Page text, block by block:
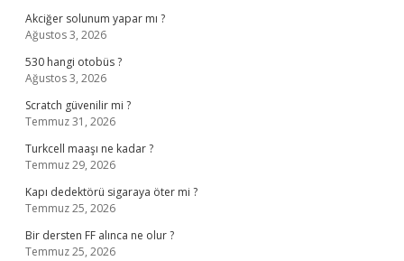
Akciğer solunum yapar mı ?
Ağustos 3, 2026
530 hangi otobüs ?
Ağustos 3, 2026
Scratch güvenilir mi ?
Temmuz 31, 2026
Turkcell maaşı ne kadar ?
Temmuz 29, 2026
Kapı dedektörü sigaraya öter mi ?
Temmuz 25, 2026
Bir dersten FF alınca ne olur ?
Temmuz 25, 2026